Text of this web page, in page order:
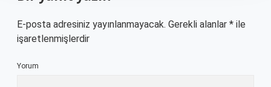
E-posta adresiniz yayınlanmayacak. Gerekli alanlar * ile
işaretlenmişlerdir
Yorum